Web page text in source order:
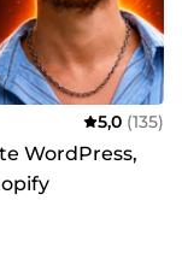
5,0 (135)
WordPress,